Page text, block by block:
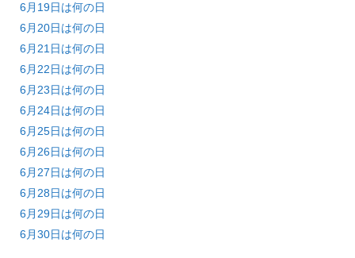
6月19日は何の日
6月20日は何の日
6月21日は何の日
6月22日は何の日
6月23日は何の日
6月24日は何の日
6月25日は何の日
6月26日は何の日
6月27日は何の日
6月28日は何の日
6月29日は何の日
6月30日は何の日